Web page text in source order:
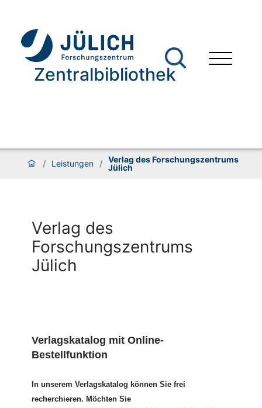
Zentralbibliothek
/ Leistungen / Verlag des Forschungszentrums
Jülich
Verlag des
Forschungszentrums
Jülich
Verlagskatalog mit Online-
Bestellfunktion
In unserem Verlagskatalog können Sie frei
recherchieren. Möchten Sie